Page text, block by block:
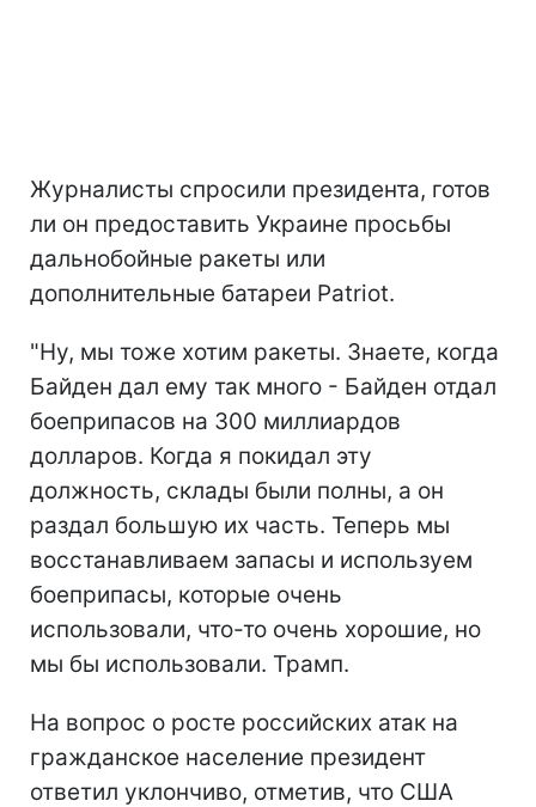
Журналисты спросили президента, готов
ли он предоставить Украине просьбы
дальнобойные ракеты или
дополнительные батареи Patriot.
"Ну, мы тоже хотим ракеты. Знаете, когда
Байден дал ему так много - Байден отдал
боеприпасов на 300 миллиардов
долларов. Когда я покидал эту
должность, склады были полны, а он
раздал большую их часть. Теперь мы
восстанавливаем запасы и используем
боеприпасы, которые очень
использовали, что-то очень хорошие, но
мы бы использовали. Трамп.
На вопрос о росте российских атак на
гражданское население президент
ответил уклончиво, отметив, что США